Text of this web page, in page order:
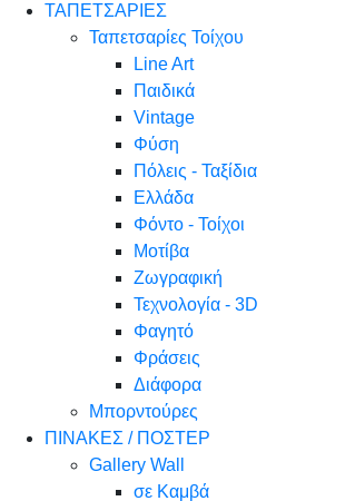
ΤΑΠΕΤΣΑΡΙΕΣ
Ταπετσαρίες Τοίχου
Line Art
Παιδικά
Vintage
Φύση
Πόλεις - Ταξίδια
Ελλάδα
Φόντο - Τοίχοι
Μοτίβα
Ζωγραφική
Τεχνολογία - 3D
Φαγητό
Φράσεις
Διάφορα
Μπορντούρες
ΠΙΝΑΚΕΣ / ΠΟΣΤΕΡ
Gallery Wall
σε Καμβά